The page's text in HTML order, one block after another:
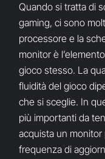
Quando si tratta di
gaming, ci sono
processore e la
monitor è
gioco stesso. La
fluidità del gioco
che si sceglie. In
più importanti da
acquista un monitor
frequenza di